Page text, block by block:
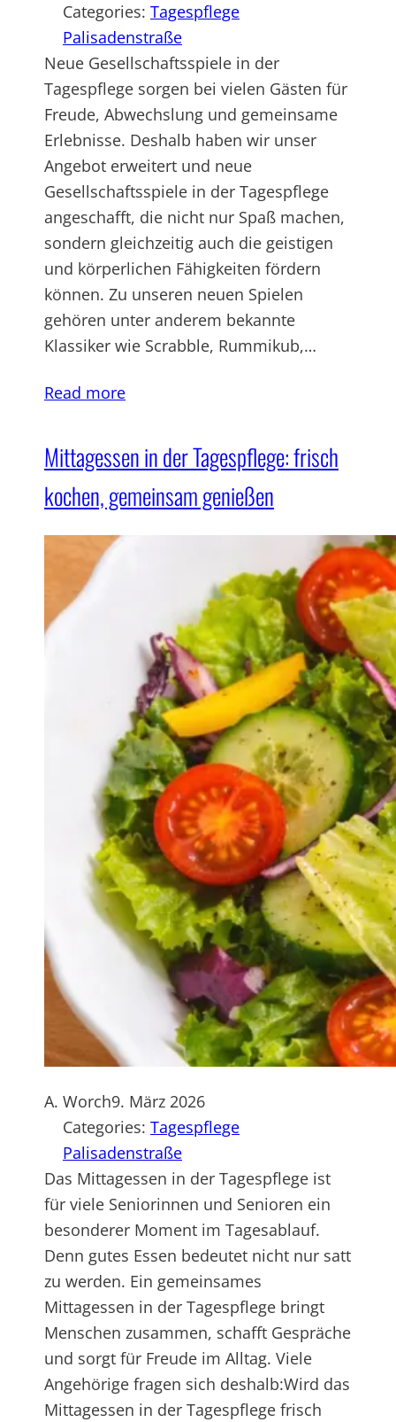
Categories: Tagespflege
Palisadenstraße
Neue Gesellschaftsspiele in der
Tagespflege sorgen bei vielen Gästen für
Freude, Abwechslung und gemeinsame
Erlebnisse. Deshalb haben wir unser
Angebot erweitert und neue
Gesellschaftsspiele in der Tagespflege
angeschafft, die nicht nur Spaß machen,
sondern gleichzeitig auch die geistigen
und körperlichen Fähigkeiten fördern
können. Zu unseren neuen Spielen
gehören unter anderem bekannte
Klassiker wie Scrabble, Rummikub,…
Read more
Mittagessen in der Tagespflege: frisch
kochen, gemeinsam genießen
A. Worch9. März 2026
Categories: Tagespflege
Palisadenstraße
Das Mittagessen in der Tagespflege ist
für viele Seniorinnen und Senioren ein
besonderer Moment im Tagesablauf.
Denn gutes Essen bedeutet nicht nur satt
zu werden. Ein gemeinsames
Mittagessen in der Tagespflege bringt
Menschen zusammen, schafft Gespräche
und sorgt für Freude im Alltag. Viele
Angehörige fragen sich deshalb:Wird das
Mittagessen in der Tagespflege frisch